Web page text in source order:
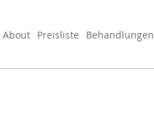
About Preisliste Behandlungen